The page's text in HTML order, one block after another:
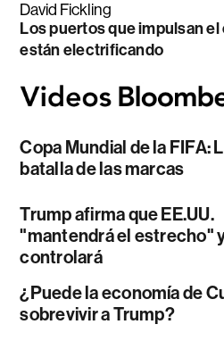
David Fickling
Los puertos que impulsan
están electrificando
Copa Mundial de la FIFA:
batalla de las marcas
Trump afirma que EE.UU.
"mantendrá el estrecho"
controlará
¿Puede la economía de
sobrevivir a Trump?